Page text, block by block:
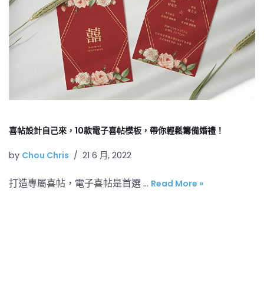
喜帖設計自己來，10款電子喜帖模板，帶你輕鬆籌備婚禮！
by Chou Chris 21 6 月, 2022
打造專屬喜帖，電子喜帖是首選 … Read More »